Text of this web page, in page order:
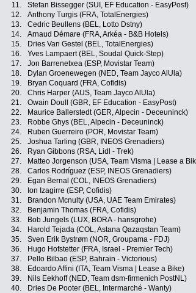
11.
Stefan Bissegger (SUI, EF Education - EasyPost)
12.
Anthony Turgis (FRA, TotalEnergies)
13.
Cedric Beullens (BEL, Lotto Dstny)
14.
Arnaud Démare (FRA, Arkéa - B&B Hotels)
15.
Dries Van Gestel (BEL, TotalEnergies)
16.
Yves Lampaert (BEL, Soudal Quick-Step)
17.
Jon Barrenetxea (ESP, Movistar Team)
18.
Dylan Groenewegen (NED, Team Jayco AlUla)
19.
Bryan Coquard (FRA, Cofidis)
20.
Chris Harper (AUS, Team Jayco AlUla)
21.
Owain Doull (GBR, EF Education - EasyPost)
22.
Maurice Ballerstedt (GER, Alpecin - Deceuninck)
23.
Robbe Ghys (BEL, Alpecin - Deceuninck)
24.
Ruben Guerreiro (POR, Movistar Team)
25.
Joshua Tarling (GBR, INEOS Grenadiers)
26.
Ryan Gibbons (RSA, Lidl - Trek)
27.
Matteo Jorgenson (USA, Team Visma | Lease a
28.
Carlos Rodríguez (ESP, INEOS Grenadiers)
29.
Egan Bernal (COL, INEOS Grenadiers)
30.
Ion Izagirre (ESP, Cofidis)
31.
Brandon Mcnulty (USA, UAE Team Emirates)
32.
Benjamin Thomas (FRA, Cofidis)
33.
Bob Jungels (LUX, BORA - hansgrohe)
34.
Harold Tejada (COL, Astana Qazaqstan Team)
35.
Sven Erik Bystrøm (NOR, Groupama - FDJ)
36.
Hugo Hofstetter (FRA, Israel - Premier Tech)
37.
Pello Bilbao (ESP, Bahrain - Victorious)
38.
Edoardo Affini (ITA, Team Visma | Lease a Bike)
39.
Nils Eekhoff (NED, Team dsm-firmenich PostNL)
40.
Dries De Pooter (BEL, Intermarché - Wanty)
Facebook
Twitter
Newsletter: